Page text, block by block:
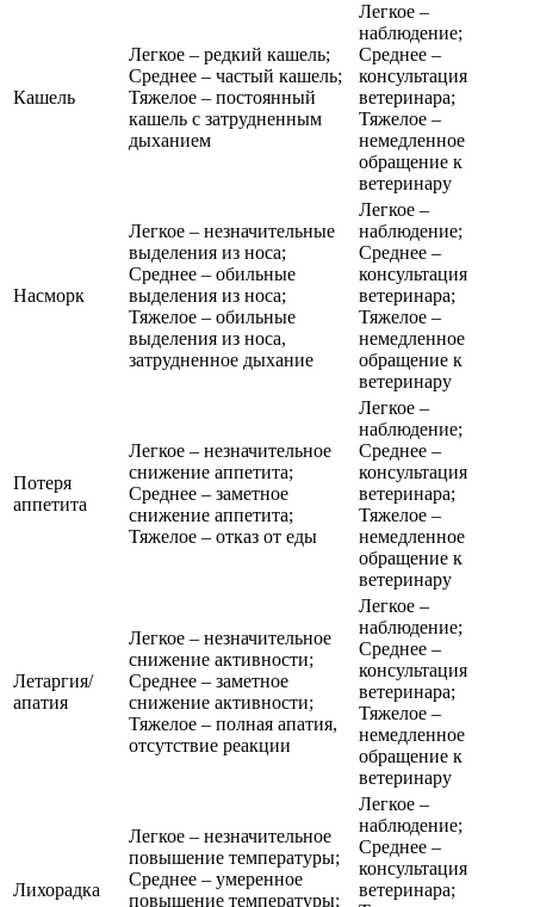
Кашель
Легкое – редкий кашель;
Среднее – частый кашель;
Тяжелое – постоянный
кашель с затрудненным
дыханием
Легкое –
наблюдение;
Среднее –
консультация
ветеринара;
Тяжелое –
немедленное
обращение к
ветеринару
Насморк
Легкое – незначительные
выделения из носа;
Среднее – обильные
выделения из носа;
Тяжелое – обильные
выделения из носа,
затрудненное дыхание
Легкое –
наблюдение;
Среднее –
консультация
ветеринара;
Тяжелое –
немедленное
обращение к
ветеринару
Потеря
аппетита
Легкое – незначительное
снижение аппетита;
Среднее – заметное
снижение аппетита;
Тяжелое – отказ от еды
Легкое –
наблюдение;
Среднее –
консультация
ветеринара;
Тяжелое –
немедленное
обращение к
ветеринару
Летаргия/
апатия
Легкое – незначительное
снижение активности;
Среднее – заметное
снижение активности;
Тяжелое – полная апатия,
отсутствие реакции
Легкое –
наблюдение;
Среднее –
консультация
ветеринара;
Тяжелое –
немедленное
обращение к
ветеринару
Лихорадка
Легкое – незначительное
повышение температуры;
Среднее – умеренное
повышение температуры;
Легкое –
наблюдение;
Среднее –
консультация
ветеринара;